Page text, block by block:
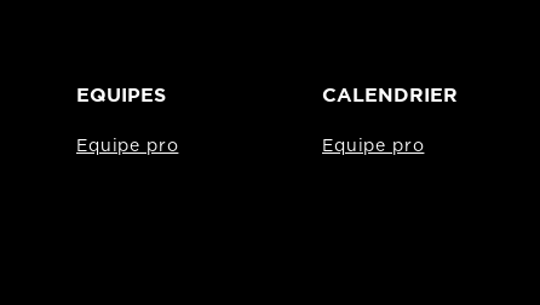
EQUIPES
Equipe pro
CALENDRIER
Equipe pro